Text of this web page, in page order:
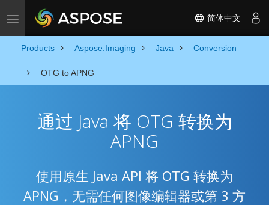
Toggle navigation 简体中文
Products Aspose.Imaging Java Conversion
OTG to APNG
通过 Java 将 OTG 转换为
APNG
使用原生 Java API 将 OTG 转换为
APNG，无需任何图像编辑器或第 3 方